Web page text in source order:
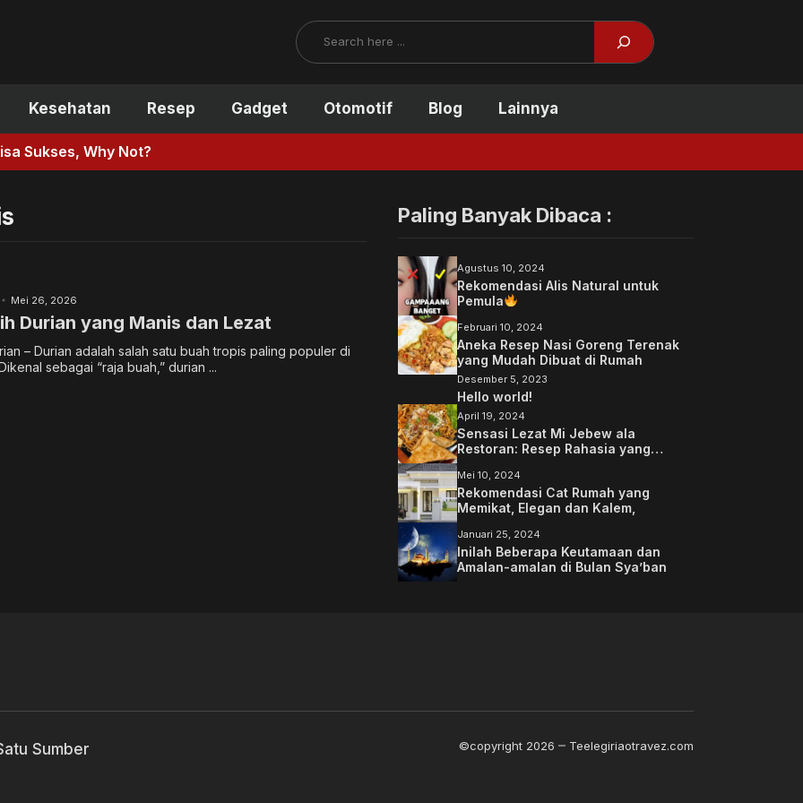
Search Facebook
Kesehatan Resep Gadget Otomotif Blog Lainnya
Not?
Mei 26, 2026
Durian yang Manis dan Lezat
– Durian adalah salah satu buah tropis paling populer di
sebagai “raja buah,” durian ...
Paling Banyak Dibaca :
Agustus 10, 2024
Rekomendasi Alis Natural untuk
Pemula
Februari 10, 2024
Aneka Resep Nasi Goreng Terenak
yang Mudah Dibuat di Rumah
Desember 5, 2023
Hello world!
April 19, 2024
Sensasi Lezat Mi Jebew ala
Restoran: Resep Rahasia yang
Mei 10, 2024
Rekomendasi Cat Rumah yang
Memikat, Elegan dan Kalem,
Januari 25, 2024
Inilah Beberapa Keutamaan dan
Amalan-amalan di Bulan Sya’ban
Sumber ©copyright 2026 Teelegiriaotravez.com